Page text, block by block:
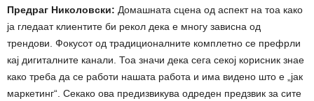
Предраг Николовски: Домашната сцена од аспект на тоа како
ја гледаат клиентите би рекол дека е многу зависна од
трендови. Фокусот од традиционалните комплетно се префрли
кај дигиталните канали. Тоа значи дека сега секој корисник знае
како треба да се работи нашата работа и има видено што е „јак
маркетинг“. Секако ова предизвикува одреден предзвик за сите